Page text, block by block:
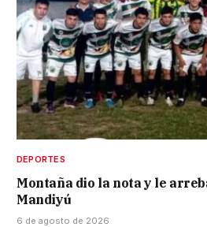
DEPORTES
Montaña dio la nota y le
Mandiyú
6 de agosto de 2026